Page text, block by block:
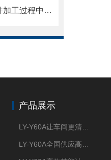
刮板排屑机在汽车零部件加工过程中的作用
产品展示